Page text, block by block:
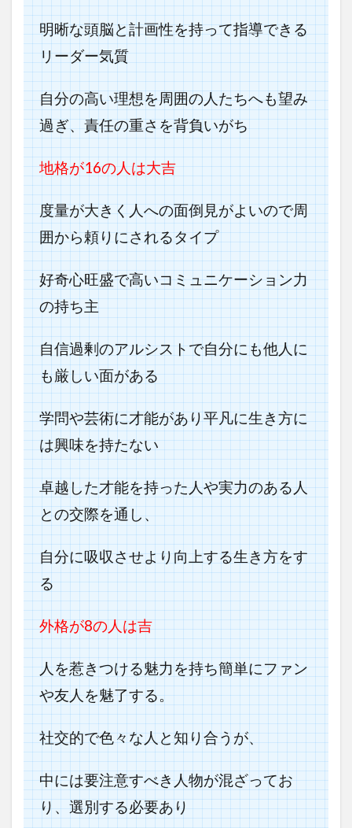
明晰な頭脳と計画性を持って指導できる
リーダー気質
自分の高い理想を周囲の人たちへも望み
過ぎ、責任の重さを背負いがち
地格が16の人は大吉
度量が大きく人への面倒見がよいので周
囲から頼りにされるタイプ
好奇心旺盛で高いコミュニケーション力
の持ち主
自信過剰のアルシストで自分にも他人に
も厳しい面がある
学問や芸術に才能があり平凡に生き方に
は興味を持たない
卓越した才能を持った人や実力のある人
との交際を通し、
自分に吸収させより向上する生き方をす
る
外格が8の人は吉
人を惹きつける魅力を持ち簡単にファン
や友人を魅了する。
社交的で色々な人と知り合うが、
中には要注意すべき人物が混ざってお
り、選別する必要あり